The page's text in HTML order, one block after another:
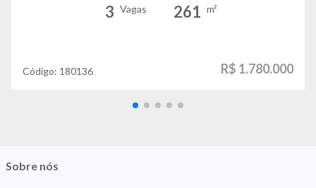
3 Vagas 261 m²
Código: 180136 R$ 1.780.000
Sobre nós